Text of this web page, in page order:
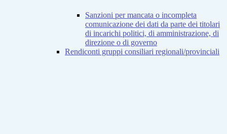
Sanzioni per mancata o incompleta
comunicazione dei dati da parte dei titolari
di incarichi politici, di amministrazione, di
direzione o di governo
Rendiconti gruppi consiliari regionali/provinciali